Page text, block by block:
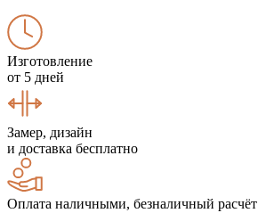
Изготовление
от 5 дней
Замер, дизайн
и доставка бесплатно
Оплата наличными, безналичный расчёт